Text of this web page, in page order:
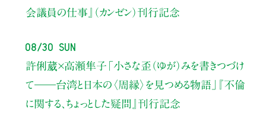
会議員の仕事』（カンゼン）刊行記念
08/30 Sun
許俐葳×高瀬隼子 「小さな歪（ゆが）みを書きつづけ
て――台湾と日本の〈周縁〉を見つめる物語」
『不倫
に関する、ちょっとした疑問』刊行記念